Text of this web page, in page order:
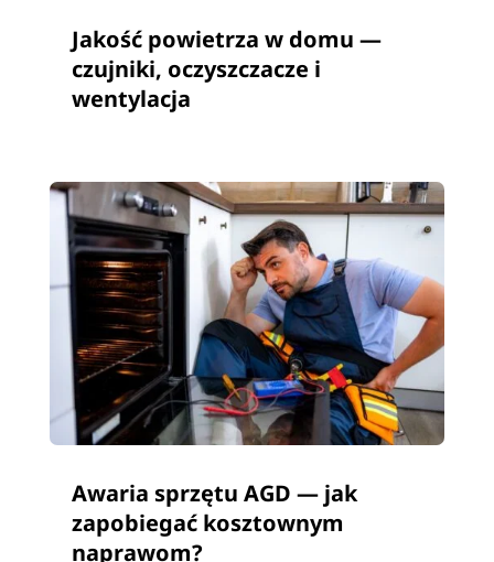
Jakość powietrza w domu —
czujniki, oczyszczacze i
wentylacja
Awaria sprzętu AGD — jak
zapobiegać kosztownym
naprawom?